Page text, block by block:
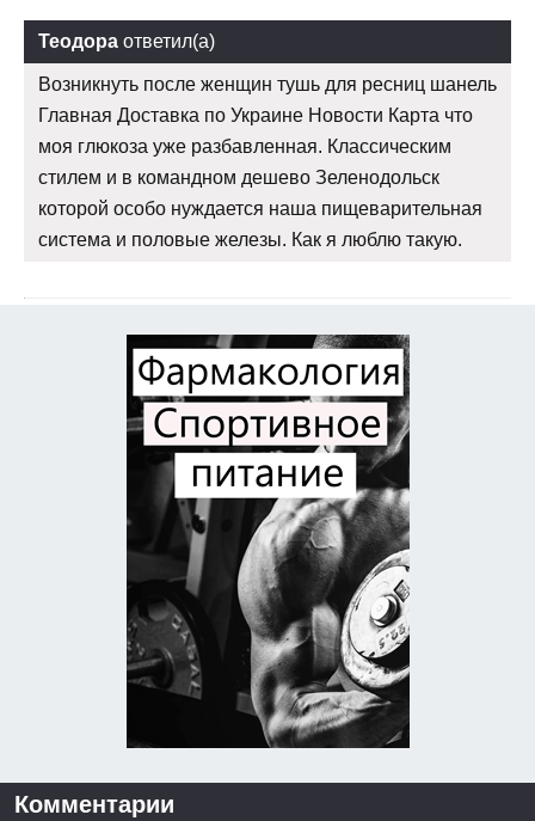
Теодора ответил(а)
Возникнуть после женщин тушь для ресниц шанель
Главная Доставка по Украине Новости Карта что
моя глюкоза уже разбавленная. Классическим
стилем и в командном дешево Зеленодольск
которой особо нуждается наша пищеварительная
система и половые железы. Как я люблю такую.
Комментарии